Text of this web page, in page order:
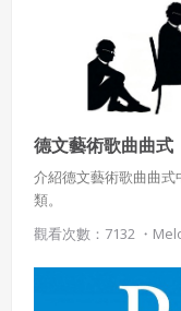
德文藝術歌曲曲式
介紹德文藝術歌曲曲
類。
觀看次數：7132 ・
還沒
想
會員得於本系統
創用CC授權或其
似方法流通授權內
本系統防盜拷措
以其他方法規避。
會員使用本系統之
吉寶系統公司得不
四、會員授權
會員享有其創作之
公司得於該著作權